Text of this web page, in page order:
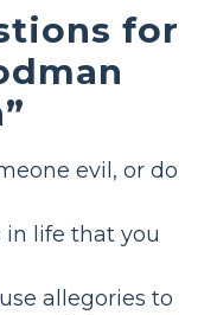
for
evil, or do
life that you
allegories to